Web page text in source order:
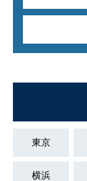
東京
横浜